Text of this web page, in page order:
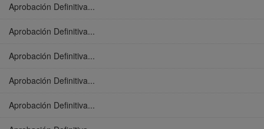
Aprobación Definitiva...
Aprobación Definitiva...
Aprobación Definitiva...
Aprobación Definitiva...
Aprobación Definitiva...